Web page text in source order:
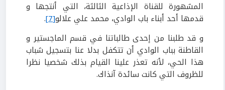
المشهورة للقناة الإذاعية الثالثة، التي أنتجها و
قدمها أحد أبناء باب الوادي، محمد علي علالو[7]
.
و قد طلبنا من إحدى طالباتنا في قسم الماجستير و
القاطنة بباب الوادي أن تتكفل بدلا عنا بتسجيل شباب
هذا الحي، لأنه تعذر علينا القيام بذلك شخصيا نظرا
للظروف التي كانت سائدة آنذاك.